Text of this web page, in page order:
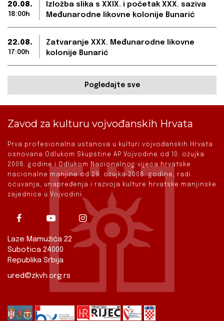
20.08.
18:00h
Izložba slika s XXIX. i početak XXX. saziva
Međunarodne likovne kolonije Bunarić
22.08.
17:00h
Zatvaranje XXX. Međunarodne likovne
kolonije Bunarić
Pogledajte sve
Zavod za kulturu vojvođanskih Hrvata
Prva profesionalna ustanova u kulturi vojvođanskih Hrvata
osnovana Odlukom Skupštine AP Vojvodine od 10. ožujka
2008. godine i Odlukom Nacionalnog vijeća hrvatske
nacionalne manjine od 29. ožujka 2008. godine, radi
očuvanja, unapređenja i razvoja kulture hrvatske manjinske
zajednice u Vojvodini.
Laze Mamužića 22
Subotica 24000
Republika Srbija
ured@zkvh.org.rs